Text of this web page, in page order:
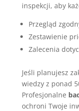
inspekcji, aby
Przegląd
Zestawienie
Zalecenia
Jeśli planujesz
wiedzy z ponad
Profesjonalne
ochroni Twoje